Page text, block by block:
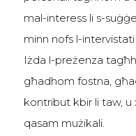
mal-interess li s-
minn nofs l-
Iżda l-preżenza
għadhom fostna,
kontribut kbir li taw,
qasam mużikali.